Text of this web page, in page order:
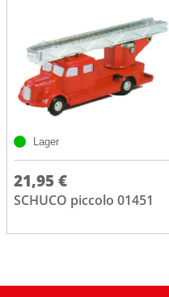
Lager
21,95 €
SCHUCO piccolo 01451